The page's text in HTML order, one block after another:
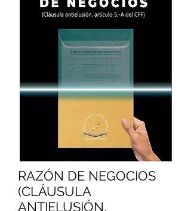
RAZÓN DE NEGOCIOS
(CLÁUSULA
ANTIELUSIÓN,